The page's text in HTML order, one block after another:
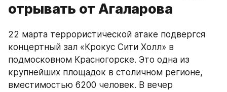
отрывать от Агаларова
22 марта террористической атаке подвергся
концертный зал «Крокус Сити Холл» в
подмосковном Красногорске. Это одна из
крупнейших площадок в столичном регионе,
вместимостью 6200 человек. В вечер